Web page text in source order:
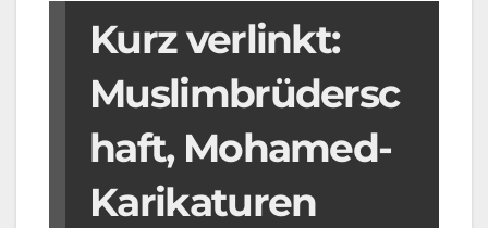
Kurz verlinkt:
Muslimbrüdersc
haft, Mohamed-
Karikaturen